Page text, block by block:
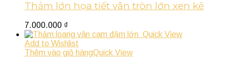
Thảm lớn họa tiết vân tròn lớn xen kẽ
7.000.000 ₫
Quick View
Add to Wishlist
Thêm vào giỏ hàngQuick View